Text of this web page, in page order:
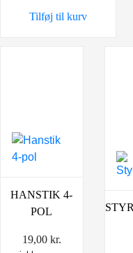
1.495,00 kr..
Tilføj til kurv
HANSTIK 4-
POL
19,00 kr.